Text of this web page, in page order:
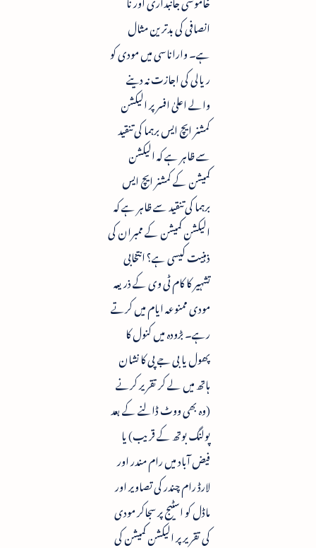
انصافی کی بدترین مثال
ہے۔ واراناسی میں مودی کو
ریالی کی اجازت نہ دینے
والے اعلیٰ افسر پر الیکشن
کمشنر ایچ ایس برہما کی تنقید
سے ظاہر ہے کہ الیکشن
کمیشن کے کمشنر ایچ ایس
برہما کی تنقید سے ظاہر ہے کہ
الیکشن کمیشن کے ممبران کی
ذہنیت کیسی ہے؟ انتخابی
تشہیر کا کام ٹی وی کے ذریعہ
مودی ممنوعہ ایام میں کرتے
رہے۔ بڑودہ میں کنول کا
پھول یا بی جے پی کا نشان
ہاتھ میں لے کر تقریر کرنے
(وہ بھی ووٹ ڈالنے کے بعد
پولنگ بوتھ کے قریب) یا
فیض آباد میں رام مندر اور
لارڈ رام چندر کی تصاویر اور
ماڈل کو اسٹیج پر سجاکر مودی
کی تقریر پر الیکشن کمیشن کی